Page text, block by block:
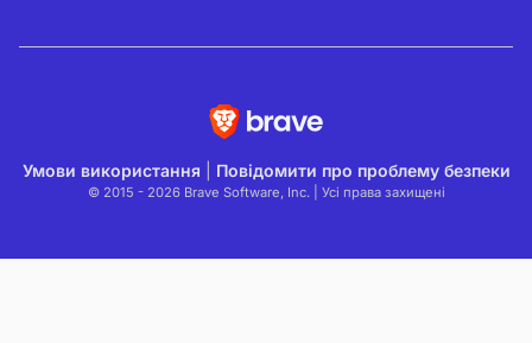
Умови використання Повідомити про проблему безпеки
© 2015 - 2026 Brave Software, Inc. | Усі права захищені